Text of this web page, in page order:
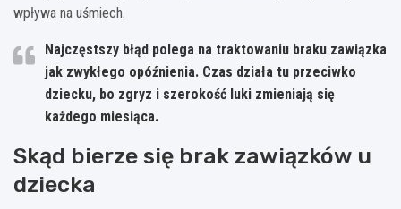
wpływa na uśmiech.
Najczęstszy błąd polega na traktowaniu braku zawiązka
jak zwykłego opóźnienia. Czas działa tu przeciwko
dziecku, bo zgryz i szerokość luki zmieniają się
każdego miesiąca.
Skąd bierze się brak zawiązków u
dziecka